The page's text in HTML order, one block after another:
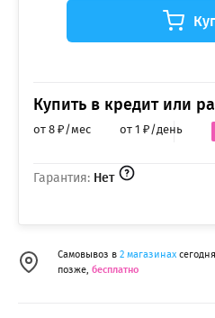
Гарантия: Нет
Купить в кредит или
от 8 ₽/мес от 1 ₽/день
Самовывоз в 2 магазинах
позже, бесплатно